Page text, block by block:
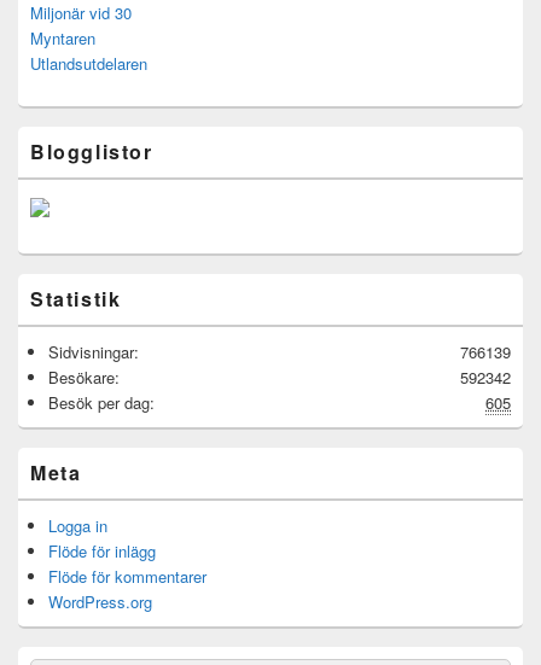
Miljonär vid 30
Myntaren
Utlandsutdelaren
Blogglistor
Statistik
766139
Sidvisningar:
592342
Besökare:
605
Besök per dag:
Meta
Logga in
Flöde för inlägg
Flöde för kommentarer
WordPress.org